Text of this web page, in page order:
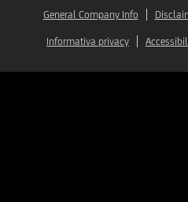
General Company Info
Informativa privacy